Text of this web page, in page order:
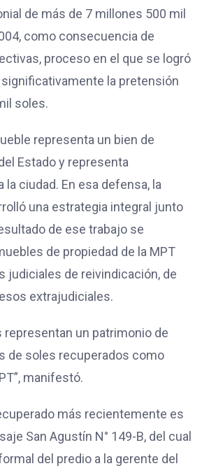
de más de 7 millones 500 mil
como consecuencia de
proceso en el que se logró
la pretensión
soles.
representa un bien de
Estado y representa
la ciudad. En esa defensa, la
una estrategia integral junto
de ese trabajo se
de propiedad de la MPT
judiciales de reivindicación, de
extrajudiciales.
representan un patrimonio de
de soles recuperados como
manifestó.
más recientemente es
San Agustín N° 149-B, del cual
del predio a la gerente del